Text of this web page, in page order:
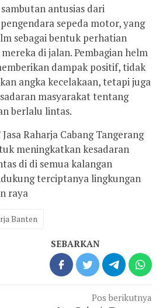
antusias dari
sepeda motor, yang
sebagai bentuk perhatian
di jalan. Pembagian helm
dampak positif, tidak
angka kecelakaan, tetapi juga
masyarakat tentang
berlalu lintas.
Raharja Cabang Tangerang
meningkatkan kesadaran
di di semua kalangan
terciptanya lingkungan
raya
Banten
SEBARKAN
Pos berikutnya